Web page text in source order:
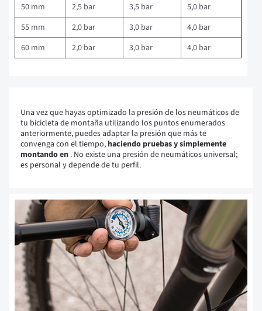
50 mm
2,5 bar 3,5 bar
5,0 bar
55 mm
2,0 bar 3,0 bar
4,0 bar
60 mm
2,0 bar 3,0 bar 4,0 bar
Una vez que hayas optimizado la presión de los neumáticos de
tu bicicleta de montaña utilizando los puntos enumerados
anteriormente, puedes adaptar la presión que más te
convenga con el tiempo, haciendo pruebas y simplemente
montando en . No existe una presión de neumáticos universal;
es personal y depende de tu perfil.